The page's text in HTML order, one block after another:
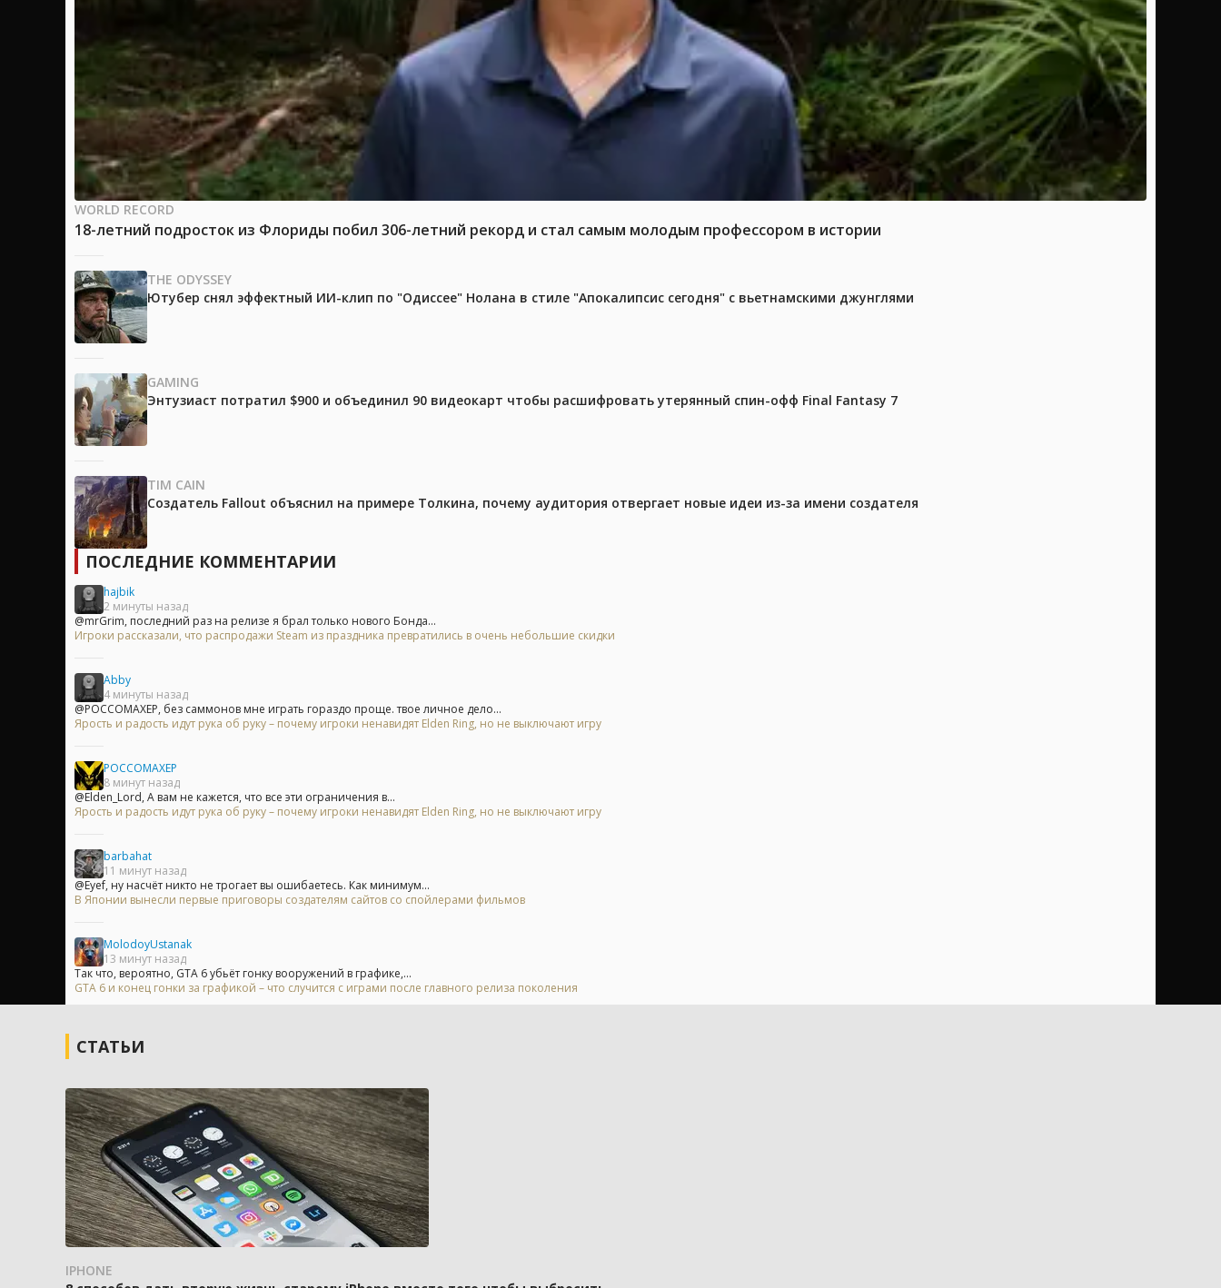
WORLD RECORD
18-летний подросток из Флориды побил 306-летний рекорд и стал самым молодым профессором в истории
THE ODYSSEY
Ютубер снял эффектный ИИ-клип по "Одиссее" Нолана в стиле "Апокалипсис сегодня" с вьетнамскими джунглями
GAMING
Энтузиаст потратил $900 и объединил 90 видеокарт чтобы расшифровать утерянный спин-офф Final Fantasy 7
TIM CAIN
Создатель Fallout объяснил на примере Толкина, почему аудитория отвергает новые идеи из-за имени создателя
ПОСЛЕДНИЕ КОММЕНТАРИИ
hajbik
2 минуты назад
@mrGrim, последний раз на релизе я брал только нового Бонда...
Игроки рассказали, что распродажи Steam из праздника превратились в очень небольшие скидки
Abby
4 минуты назад
@POCCOMAXEP, без саммонов мне играть гораздо проще. твое личное дело...
Ярость и радость идут рука об руку – почему игроки ненавидят Elden Ring, но не выключают игру
POCCOMAXEP
8 минут назад
@Elden_Lord, А вам не кажется, что все эти ограничения в...
Ярость и радость идут рука об руку – почему игроки ненавидят Elden Ring, но не выключают игру
barbahat
11 минут назад
@Eyef, ну насчёт никто не трогает вы ошибаетесь. Как минимум...
В Японии вынесли первые приговоры создателям сайтов со спойлерами фильмов
MolodoyUstanak
13 минут назад
Так что, вероятно, GTA 6 убьёт гонку вооружений в графике,...
GTA 6 и конец гонки за графикой – что случится с играми после главного релиза поколения
СТАТЬИ
IPHONE